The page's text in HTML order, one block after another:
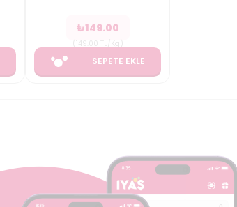
₺149.00
SEPETE EKLE